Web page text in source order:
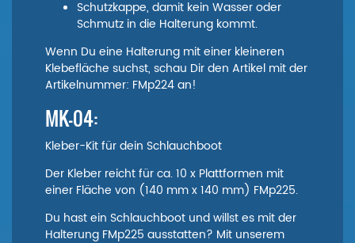
Schutzkappe, damit kein Wasser oder
Schmutz in die Halterung kommt.
Wenn Du eine Halterung mit einer kleineren
Klebefläche suchst, schau Dir den Artikel mit der
Artikelnummer: FMp224 an!
MK-04:
Kleber-Kit für dein Schlauchboot
Der Kleber reicht für ca. 10 x Plattformen mit
einer Fläche von (140 mm x 140 mm) FMp225.
Du hast ein Schlauchboot und willst es mit der
Halterung FMp225 ausstatten? Mit unserem